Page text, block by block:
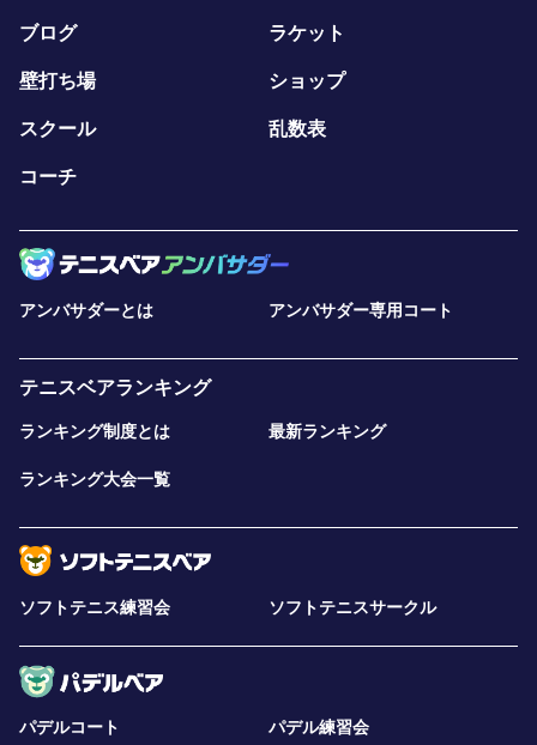
ブログ ラケット
壁打ち場 ショップ
スクール 乱数表
コーチ
アンバサダーとは アンバサダー専用コート
テニスベアランキング
ランキング制度とは 最新ランキング
ランキング大会一覧
ソフトテニス練習会 ソフトテニスサークル
パデルコート
パデル練習会